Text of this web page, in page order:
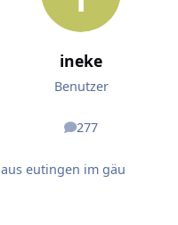
ineke
Benutzer
277
Beiträge
aus eutingen im gäu